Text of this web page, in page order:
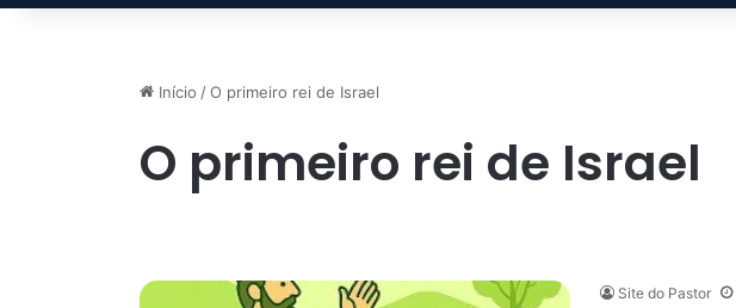
Início /O primeiro rei de Israel
O primeiro rei de Israel
Site do Pastor